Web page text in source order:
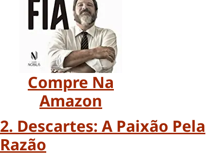
Compre Na
Amazon
2. Descartes: A Paixão Pela
Razão